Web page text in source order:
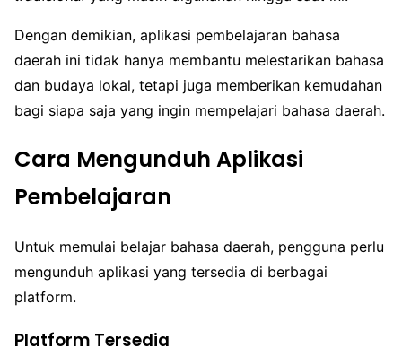
Dengan demikian, aplikasi pembelajaran bahasa
daerah ini tidak hanya membantu melestarikan bahasa
dan budaya lokal, tetapi juga memberikan kemudahan
bagi siapa saja yang ingin mempelajari bahasa daerah.
Cara Mengunduh Aplikasi
Pembelajaran
Untuk memulai belajar bahasa daerah, pengguna perlu
mengunduh aplikasi yang tersedia di berbagai
platform.
Platform Tersedia